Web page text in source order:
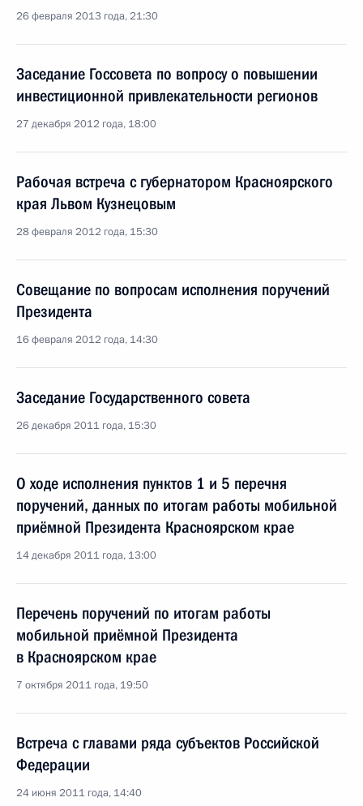
26 февраля 2013 года, 21:30
Заседание Госсовета по вопросу о повышении
инвестиционной привлекательности регионов
27 декабря 2012 года, 18:00
Рабочая встреча с губернатором Красноярского
края Львом Кузнецовым
28 февраля 2012 года, 15:30
Совещание по вопросам исполнения поручений
Президента
16 февраля 2012 года, 14:30
Заседание Государственного совета
26 декабря 2011 года, 15:30
О ходе исполнения пунктов 1 и 5 перечня
поручений, данных по итогам работы мобильной
приёмной Президента Красноярском крае
14 декабря 2011 года, 13:00
Перечень поручений по итогам работы
мобильной приёмной Президента
в Красноярском крае
7 октября 2011 года, 19:50
Встреча с главами ряда субъектов Российской
Федерации
24 июня 2011 года, 14:40